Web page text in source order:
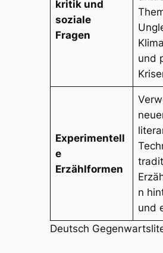
kritik und
soziale
Fragen
und
Experimentell
e
Erzählformen
n
und
Deutsch